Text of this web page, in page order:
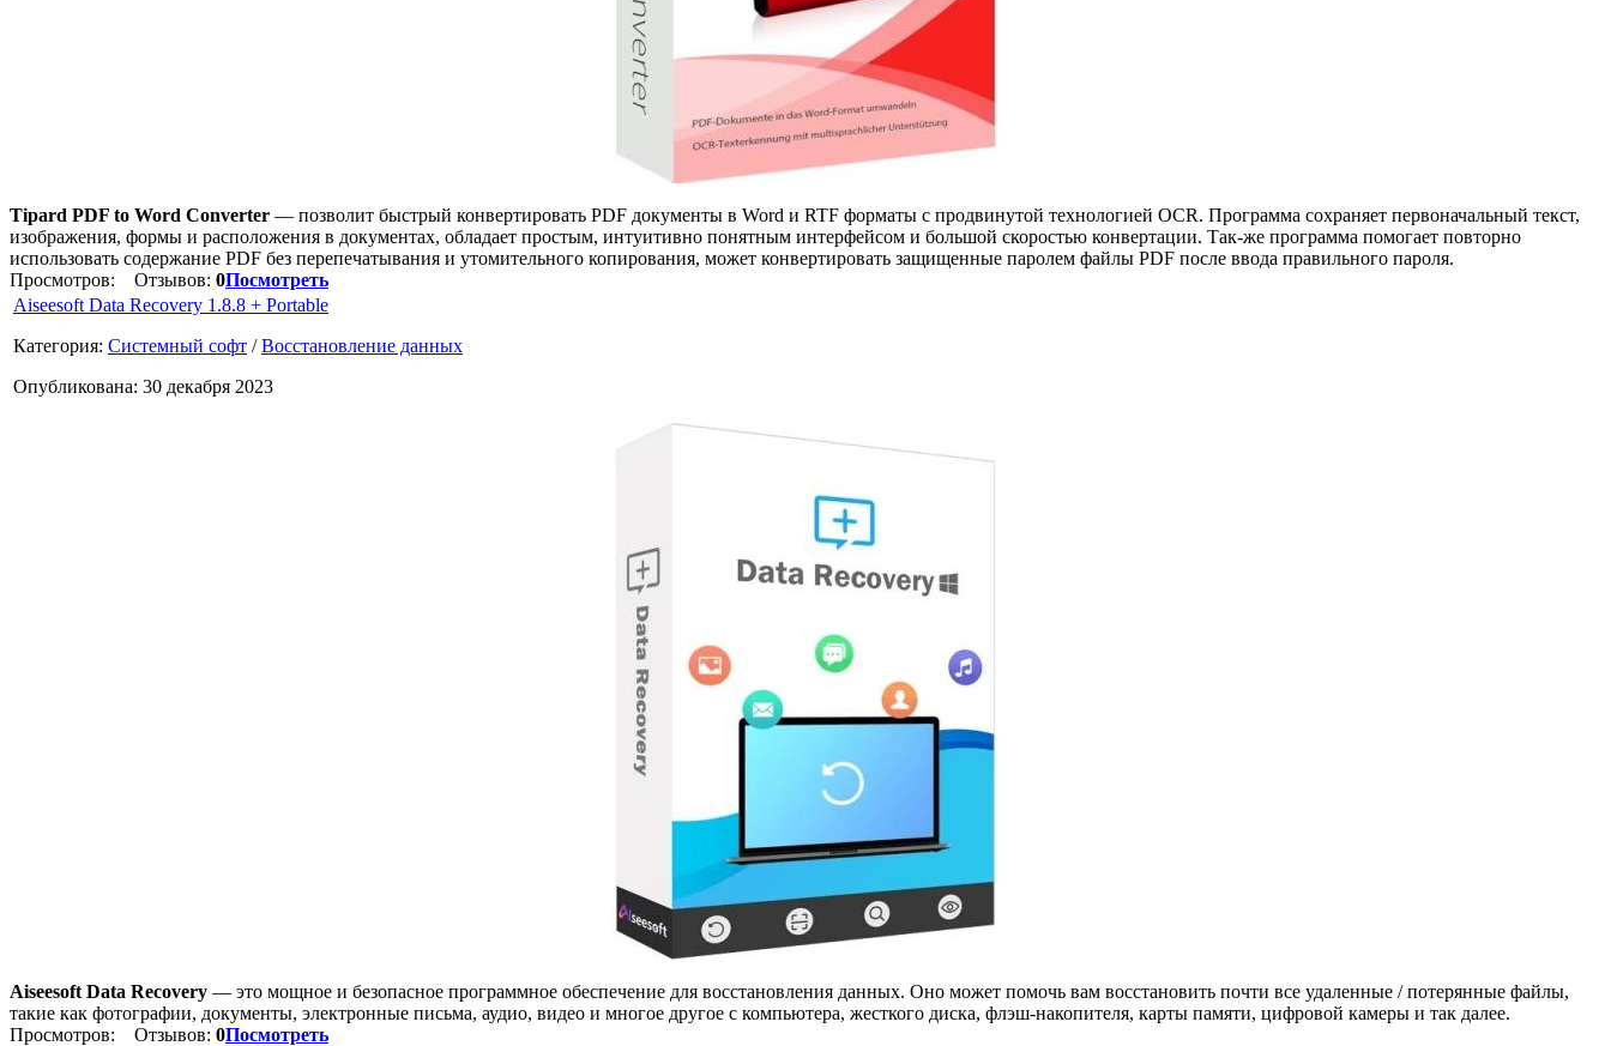
Tipard PDF to Word Converter — позволит быстрый конвертировать PDF документы в Word и RTF форматы с продвинутой технологией OCR. Программа сохраняет первоначальный текст,
изображения, формы и расположения в документах, обладает простым, интуитивно понятным интерфейсом и большой скоростью конвертации. Так-же программа помогает повторно
использовать содержание PDF без перепечатывания и утомительного копирования, может конвертировать защищенные паролем файлы PDF после ввода правильного пароля.
Просмотров:
Отзывов: 0Посмотреть
Aiseesoft Data Recovery 1.8.8 + Portable
Категория: Системный софт /Восстановление данных
Опубликована: 30 декабря 2023
Aiseesoft Data Recovery — это мощное и безопасное программное обеспечение для восстановления данных. Оно может помочь вам восстановить почти все удаленные / потерянные файлы,
такие как фотографии, документы, электронные письма, аудио, видео и многое другое с компьютера, жесткого диска, флэш-накопителя, карты памяти, цифровой камеры и так далее.
Просмотров:
Отзывов: 0Посмотреть